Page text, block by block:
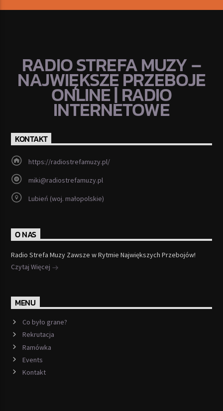
RADIO STREFA MUZY –
NAJWIĘKSZE PRZEBOJE
ONLINE | RADIO
INTERNETOWE
KONTAKT
https://radiostrefamuzy.pl/
miki@radiostrefamuzy.pl
Lubień (woj. małopolskie)
O NAS
Radio Strefa Muzy Zawsze w Rytmie Największych Przebojów!
Czytaj Więcej
MENU
Co było grane?
Rekrutacja
Ramówka
Events
Kontakt